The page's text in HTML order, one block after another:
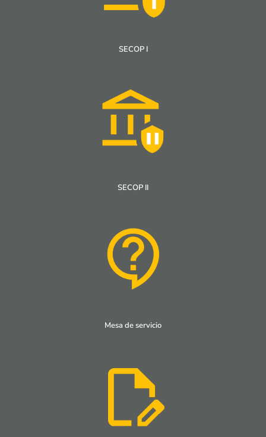
SECOP I
SECOP II
Mesa de servicio